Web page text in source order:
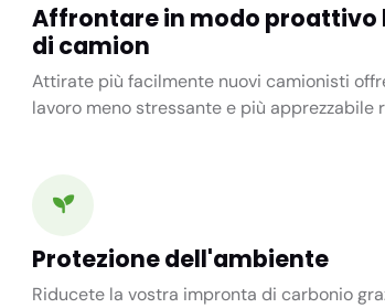
Affrontare in modo proattivo
di camion
Attirate più facilmente nuovi camionisti
lavoro meno stressante e più
Protezione dell'ambiente
Riducete la vostra impronta di carbonio